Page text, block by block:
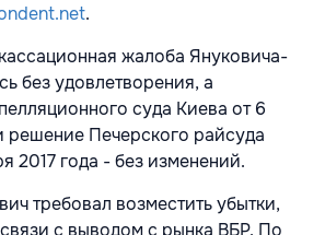
.
жалоба Януковича-
без удовлетворения, а
суда Киева от 6
решение Печерского райсуда
2017 года - без изменений.
требовал возместить убытки,
с выводом с рынка ВБР. По